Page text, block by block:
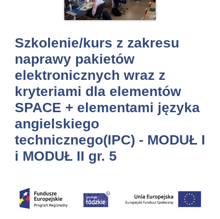
Szkolenie/kurs z zakresu
naprawy pakietów
elektronicznych wraz z
kryteriami dla elementów
SPACE + elementami języka
angielskiego
technicznego(IPC) - MODUŁ I
i MODUŁ II gr. 5